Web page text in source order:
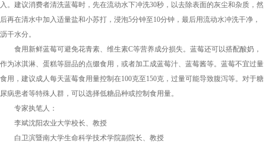
入。建议消费者清洗蓝莓时，先在流动水下冲洗30秒，以去除表面的灰尘和杂质，然
后再在清水中加入适量盐和小苏打，浸泡5分钟至10分钟，最后用流动水冲洗干净，
沥干水分。
食用新鲜蓝莓可避免花青素、维生素C等营养成分损失。蓝莓还可以搭配酸奶，
作为冰淇淋、蛋糕等甜品的点缀食用，或者加工成蓝莓汁、蓝莓酱等。蓝莓不宜过量
食用，建议成人每天蓝莓食用量控制在100克至150克，过量可能导致腹泻等。对于糖
尿病患者等特殊人群，可以选择低糖品种或控制食用量。
专家执笔人：
李斌沈阳农业大学校长、教授
白卫滨暨南大学生命科学技术学院副院长、教授